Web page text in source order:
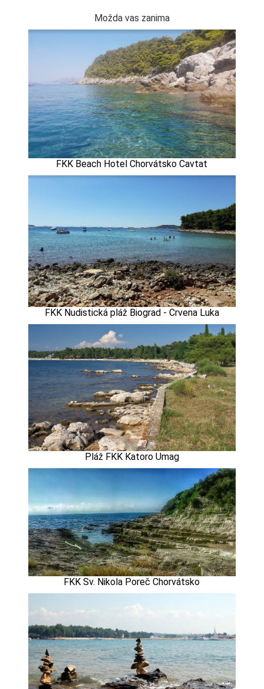
Možda vas zanima
FKK Beach Hotel Chorvátsko Cavtat
FKK Nudistická pláž Biograd - Crvena Luka
Pláž FKK Katoro Umag
FKK Sv. Nikola Poreč Chorvátsko